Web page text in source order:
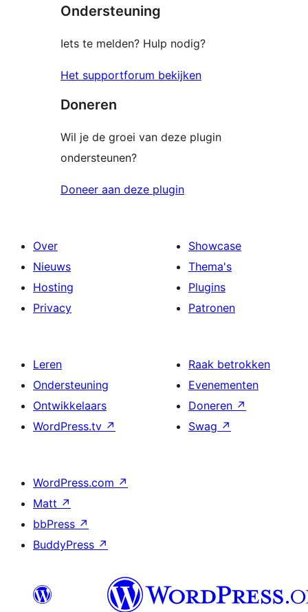
Ondersteuning
Iets te melden? Hulp nodig?
Het supportforum bekijken
Doneren
Wil je de groei van deze plugin
ondersteunen?
Doneer aan deze plugin
Over
Nieuws
Hosting
Privacy
Showcase
Thema's
Plugins
Patronen
Leren
Ondersteuning
Ontwikkelaars
WordPress.tv ↗
Raak betrokken
Evenementen
Doneren ↗
Swag ↗
WordPress.com ↗
Matt ↗
bbPress ↗
BuddyPress ↗